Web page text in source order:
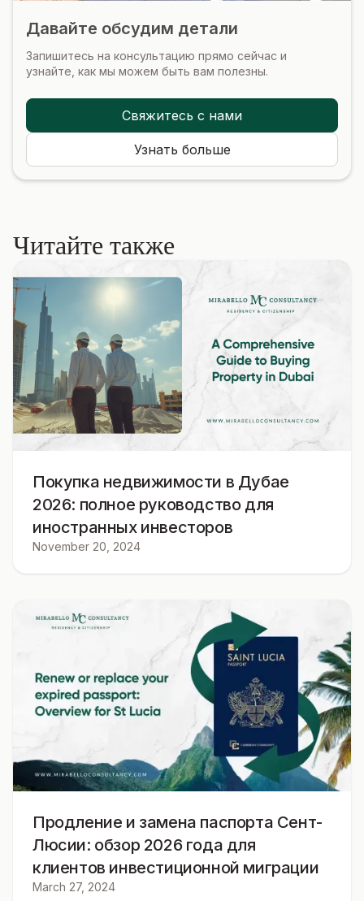
Давайте обсудим детали
Запишитесь на консультацию прямо сейчас и
узнайте, как мы можем быть вам полезны.
Свяжитесь с нами
Узнать больше
Читайте также
Покупка недвижимости в Дубае
2026: полное руководство для
иностранных инвесторов
November 20, 2024
Продление и замена паспорта Сент-
Люсии: обзор 2026 года для
клиентов инвестиционной миграции
March 27, 2024